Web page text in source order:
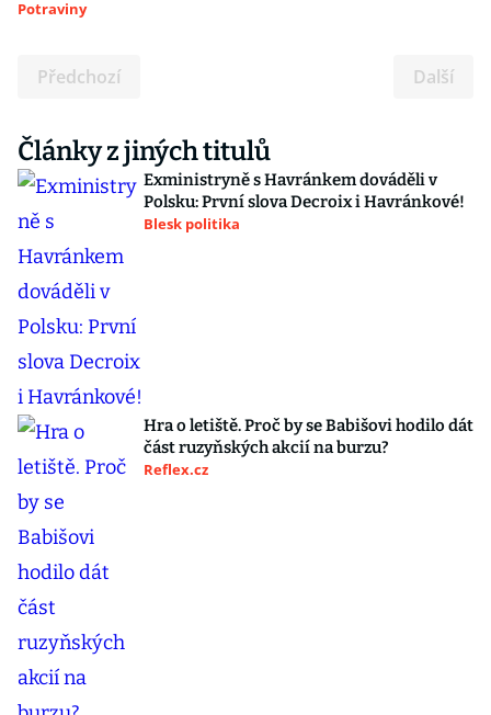
Potraviny
Předchozí Další
Články z jiných titulů
Exministryně s Havránkem dováděli v
Polsku: První slova Decroix i Havránkové!
Blesk politika
Hra o letiště. Proč by se Babišovi hodilo dát
část ruzyňských akcií na burzu?
Reflex.cz